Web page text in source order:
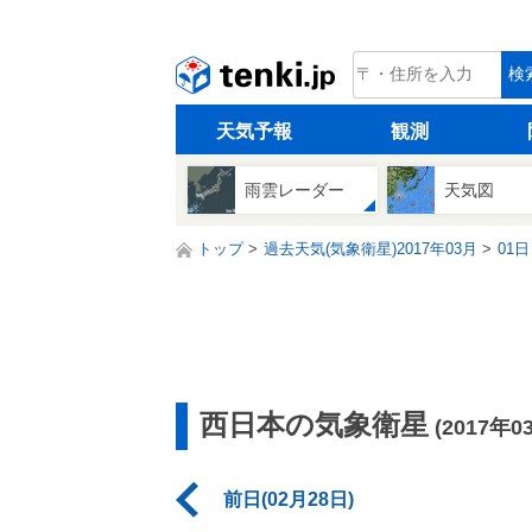
tenki.jp 検
天気予報 観測
雨雲レーダー 天気図
トップ 過去天気(気象衛星)2017年03月 01日
西日本の気象衛星 (2017年
前日(02月28日)